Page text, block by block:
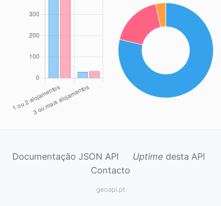
Documentação JSON API Uptime desta API
Contacto
geoapi.pt